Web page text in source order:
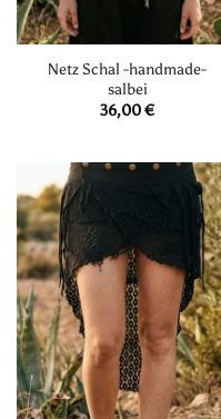
Netz Schal -handmade-
salbei
36,00€